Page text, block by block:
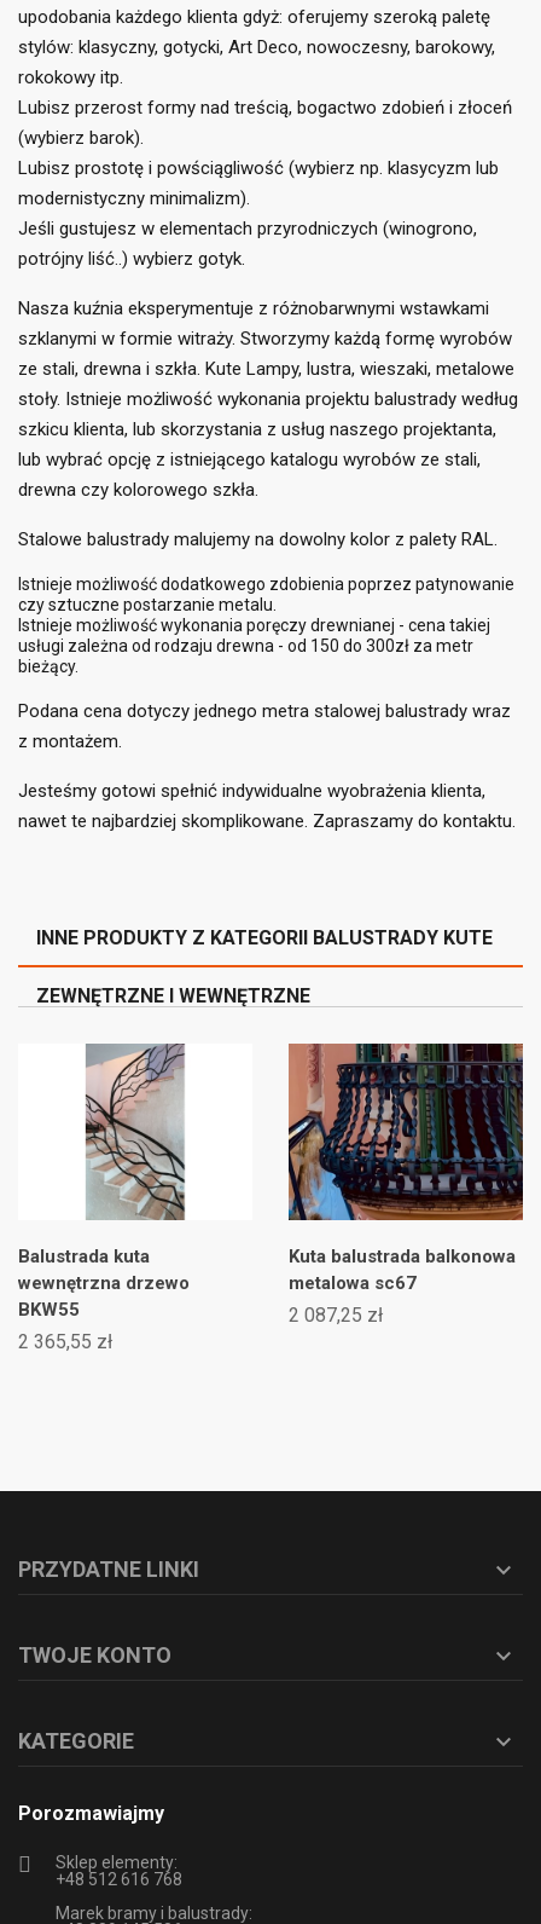
Dodaj do listy życzeń ×
add_circle_outlineUtwórz nową listę
((title)) ×
((label))
Zaloguj się ×
Musisz być zalogowany by zapisać produkty na swojej
liście życzeń.
((cancelText))
upodobania każdego klienta gdyż: oferujemy szeroką paletę
stylów: klasyczny, gotycki, Art Deco, nowoczesny, barokowy,
rokokowy itp.
Lubisz przerost formy nad treścią, bogactwo zdobień i złoceń
(wybierz barok).
Lubisz prostotę i powściągliwość (wybierz np. klasycyzm lub
modernistyczny minimalizm).
Jeśli gustujesz w elementach przyrodniczych (winogrono,
potrójny liść..) wybierz gotyk.
Nasza kuźnia eksperymentuje z różnobarwnymi wstawkami
szklanymi w formie witraży. Stworzymy każdą formę wyrobów
ze stali, drewna i szkła. Kute Lampy, lustra, wieszaki, metalowe
stoły. Istnieje możliwość wykonania projektu balustrady według
szkicu klienta, lub skorzystania z usług naszego projektanta,
lub wybrać opcję z istniejącego katalogu wyrobów ze stali,
drewna czy kolorowego szkła.
Stalowe balustrady malujemy na dowolny kolor z palety RAL.
Istnieje możliwość dodatkowego zdobienia poprzez patynowanie
czy sztuczne postarzanie metalu.
Istnieje możliwość wykonania poręczy drewnianej - cena takiej
usługi zależna od rodzaju drewna - od 150 do 300zł za metr
bieżący.
Podana cena dotyczy jednego metra stalowej balustrady wraz
z montażem.
Jesteśmy gotowi spełnić indywidualne wyobrażenia klienta,
nawet te najbardziej skomplikowane. Zapraszamy do kontaktu.
INNE PRODUKTY Z KATEGORII BALUSTRADY KUTE
ZEWNĘTRZNE I WEWNĘTRZNE
Balustrada kuta
wewnętrzna drzewo
BKW55
2 365,55 zł
Kuta balustrada balkonowa
metalowa sc67
2 087,25 zł
PRZYDATNE LINKI 
TWOJE KONTO 
KATEGORIE 
Porozmawiajmy
Sklep elementy:
+48 512 616 768
Marek bramy i balustrady: